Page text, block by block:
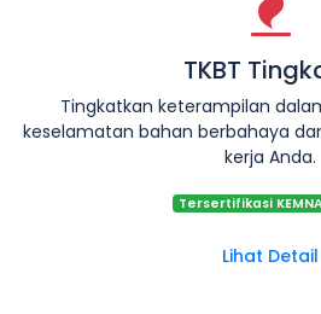
TKBT
Tingkatkan keterampilan
keselamatan bahan berbahaya
kerja Anda.
Tersertifikasi
Lihat Detail